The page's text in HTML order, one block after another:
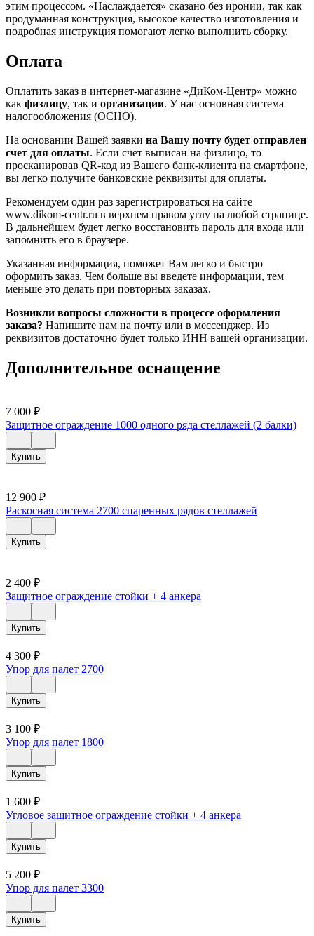
этим процессом. «Наслаждается» сказано без иронии, так как
продуманная конструкция, высокое качество изготовления и
подробная инструкция помогают легко выполнить сборку.
Оплата
Оплатить заказ в интернет-магазине «ДиКом-Центр» можно
как физлицу, так и организации. У нас основная система
налогообложения (ОСНО).
На основании Вашей заявки на Вашу почту будет отправлен
счет для оплаты. Если счет выписан на физлицо, то
просканировав QR-код из Вашего банк-клиента на смартфоне,
вы легко получите банковские реквизиты для оплаты.
Рекомендуем один раз зарегистрироваться на сайте
www.dikom-centr.ru в верхнем правом углу на любой странице.
В дальнейшем будет легко восстановить пароль для входа или
запомнить его в браузере.
Указанная информация, поможет Вам легко и быстро
оформить заказ. Чем больше вы введете информации, тем
меньше это делать при повторных заказах.
Возникли вопросы сложности в процессе оформления
заказа? Напишите нам на почту или в мессенджер. Из
реквизитов достаточно будет только ИНН вашей организации.
Дополнительное оснащение
7 000 ₽
Защитное ограждение 1000 одного ряда стеллажей (2 балки)
Купить
12 900 ₽
Раскосная система 2700 спаренных рядов стеллажей
Купить
2 400 ₽
Защитное ограждение стойки + 4 анкера
Купить
4 300 ₽
Упор для палет 2700
Купить
3 100 ₽
Упор для палет 1800
Купить
1 600 ₽
Угловое защитное ограждение стойки + 4 анкера
Купить
5 200 ₽
Упор для палет 3300
Купить